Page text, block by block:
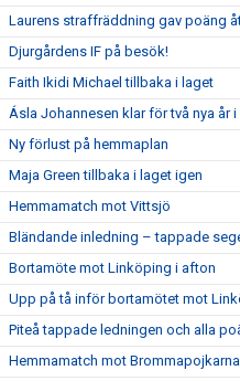
Laurens straffräddning gav poäng
Djurgårdens IF på besök!
Faith Ikidi Michael tillbaka i laget
Ásla Johannesen klar för två nya år i
Ny förlust på hemmaplan
Maja Green tillbaka i laget igen
Hemmamatch mot Vittsjö
Bländande inledning – tappade
Bortamöte mot Linköping i afton
Upp på tå inför bortamötet mot
Piteå tappade ledningen och alla
Hemmamatch mot